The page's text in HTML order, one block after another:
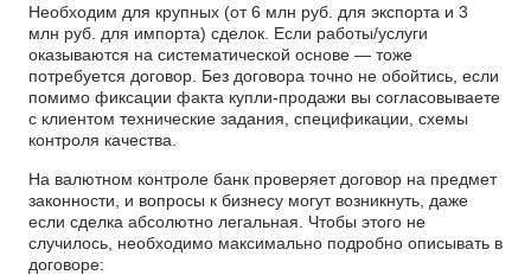
Необходим для крупных (от 6 млн руб. для экспорта и 3
млн руб. для импорта) сделок. Если работы/услуги
оказываются на систематической основе — тоже
потребуется договор. Без договора точно не обойтись, если
помимо фиксации факта купли-продажи вы согласовываете
с клиентом технические задания, спецификации, схемы
контроля качества.
На валютном контроле банк проверяет договор на предмет
законности, и вопросы к бизнесу могут возникнуть, даже
если сделка абсолютно легальная. Чтобы этого не
случилось, необходимо максимально подробно описывать в
договоре: